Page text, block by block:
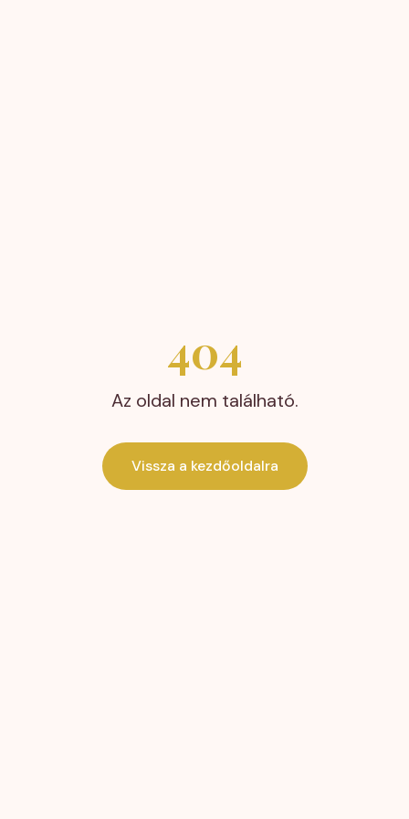
404
Az oldal nem található.
Vissza a kezdőoldalra